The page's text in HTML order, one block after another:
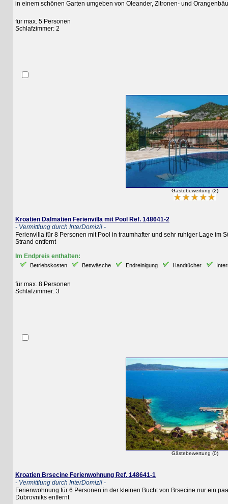
in einem schönen Garten umgeben von Oleander, Zitronen- und Orangenbäumen
für max. 5 Personen
Schlafzimmer: 2
Gästebewertung (2)
Kroatien Dalmatien Ferienvilla mit Pool Ref. 148641-2
- Vermittlung durch InterDomizil -
Ferienvilla für 8 Personen mit Pool in traumhafter und sehr ruhiger Lage im
Strand entfernt
Im Endpreis enthalten:
Betriebskosten Bettwäsche Endreinigung Handtücher
für max. 8 Personen
Schlafzimmer: 3
Gästebewertung (0)
Kroatien Brsecine Ferienwohnung Ref. 148641-1
- Vermittlung durch InterDomizil -
Ferienwohnung für 6 Personen in der kleinen Bucht von Brsecine nur ein paar
Dubrovniks entfernt